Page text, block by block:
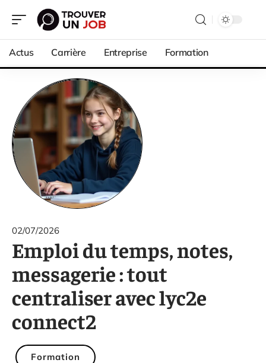
Actus Carrière Entreprise Formation
02/07/2026
Emploi du temps, notes,
messagerie : tout
centraliser avec lyc2e
connect2
Formation